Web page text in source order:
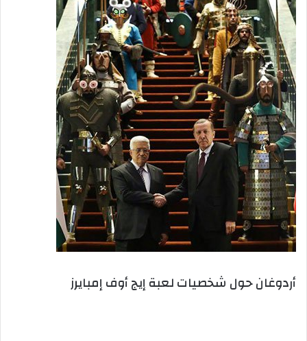
أردوغان حول شخصيات لعبة إيج أوف إمبايرز